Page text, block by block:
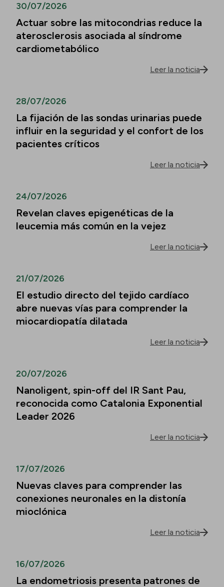
30/07/2026
Actuar sobre las mitocondrias reduce la
aterosclerosis asociada al síndrome
cardiometabólico
Leer la noticia
28/07/2026
La fijación de las sondas urinarias puede
influir en la seguridad y el confort de los
pacientes críticos
Leer la noticia
24/07/2026
Revelan claves epigenéticas de la
leucemia más común en la vejez
Leer la noticia
21/07/2026
El estudio directo del tejido cardíaco
abre nuevas vías para comprender la
miocardiopatía dilatada
Leer la noticia
20/07/2026
Nanoligent, spin-off del IR Sant Pau,
reconocida como Catalonia Exponential
Leader 2026
Leer la noticia
17/07/2026
Nuevas claves para comprender las
conexiones neuronales en la distonía
mioclónica
Leer la noticia
16/07/2026
La endometriosis presenta patrones de